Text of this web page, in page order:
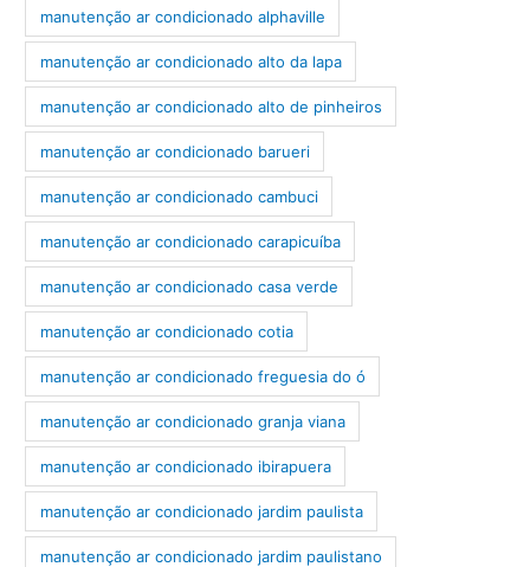
manutenção ar condicionado alphaville
manutenção ar condicionado alto da lapa
manutenção ar condicionado alto de pinheiros
manutenção ar condicionado barueri
manutenção ar condicionado cambuci
manutenção ar condicionado carapicuíba
manutenção ar condicionado casa verde
manutenção ar condicionado cotia
manutenção ar condicionado freguesia do ó
manutenção ar condicionado granja viana
manutenção ar condicionado ibirapuera
manutenção ar condicionado jardim paulista
manutenção ar condicionado jardim paulistano